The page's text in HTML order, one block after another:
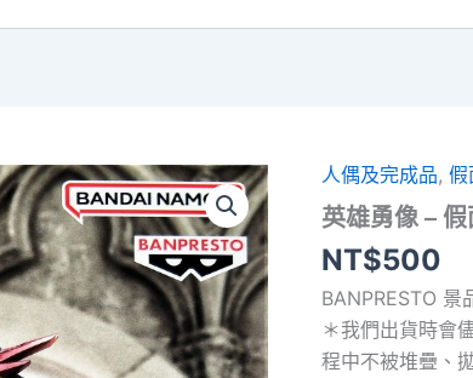
人偶及完成品,假
英雄勇像 –
NT$500
BANPRESTO 景
＊我們出貨時會
程中不被堆疊、